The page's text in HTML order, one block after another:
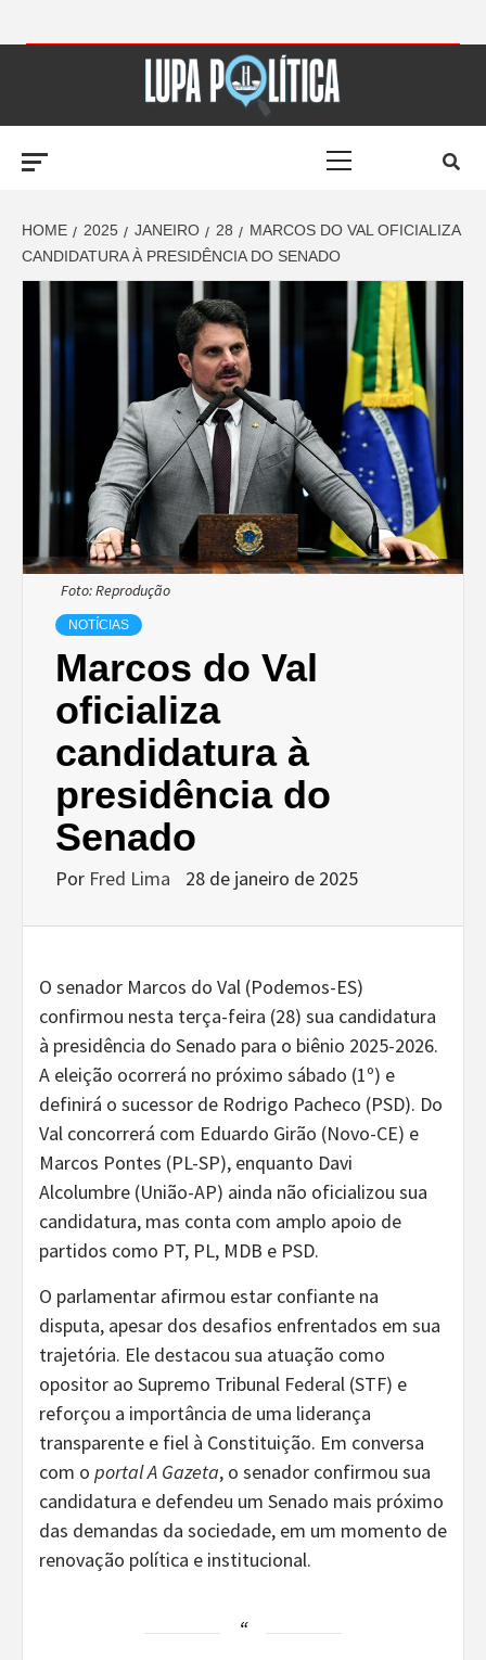
LUPA
POLÍTICA –
AMPLIANDO A
NOTÍCIA
HOME 2025 JANEIRO 28
MARCOS DO VAL OFICIALIZA
CANDIDATURA À PRESIDÊNCIA DO SENADO
Foto: Reprodução
NOTÍCIAS
Marcos do Val
oficializa
candidatura à
presidência do
Senado
Por Fred Lima 28 de janeiro de 2025
O senador Marcos do Val (Podemos-ES)
confirmou nesta terça-feira (28) sua candidatura
à presidência do Senado para o biênio 2025-2026.
A eleição ocorrerá no próximo sábado (1º) e
definirá o sucessor de Rodrigo Pacheco (PSD). Do
Val concorrerá com Eduardo Girão (Novo-CE) e
Marcos Pontes (PL-SP), enquanto Davi
Alcolumbre (União-AP) ainda não oficializou sua
candidatura, mas conta com amplo apoio de
partidos como PT, PL, MDB e PSD.
O parlamentar afirmou estar confiante na
disputa, apesar dos desafios enfrentados em sua
trajetória. Ele destacou sua atuação como
opositor ao Supremo Tribunal Federal (STF) e
reforçou a importância de uma liderança
transparente e fiel à Constituição. Em conversa
com o portal A Gazeta, o senador confirmou sua
candidatura e defendeu um Senado mais próximo
das demandas da sociedade, em um momento de
renovação política e institucional.